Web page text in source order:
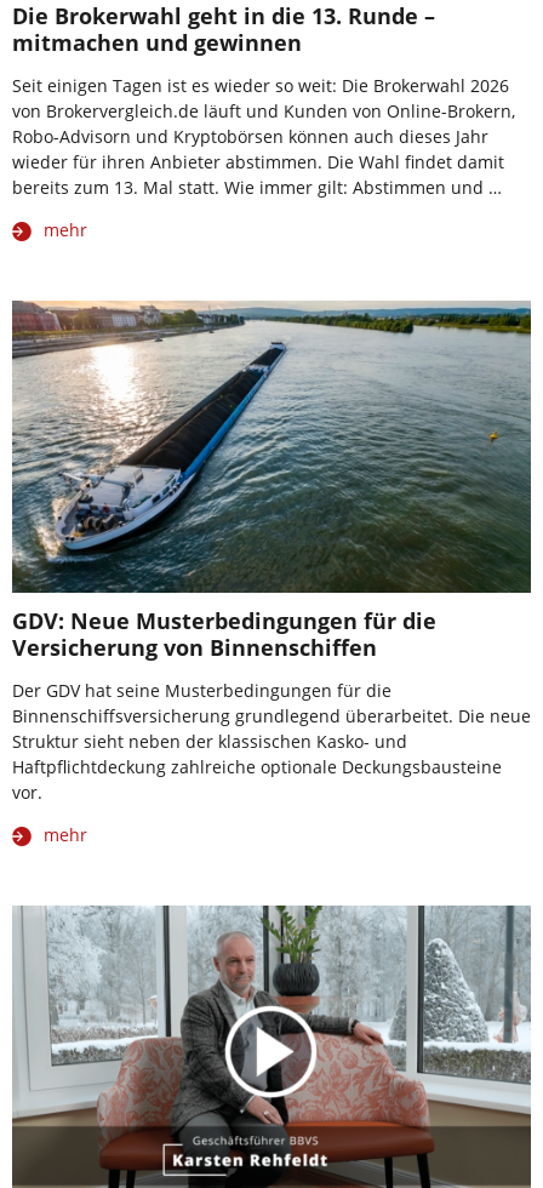
Die Brokerwahl geht in die 13. Runde –
mitmachen und gewinnen
Seit einigen Tagen ist es wieder so weit: Die Brokerwahl 2026
von Brokervergleich.de läuft und Kunden von Online-Brokern,
Robo-Advisorn und Kryptobörsen können auch dieses Jahr
wieder für ihren Anbieter abstimmen. Die Wahl findet damit
bereits zum 13. Mal statt. Wie immer gilt: Abstimmen und …
mehr
GDV: Neue Musterbedingungen für die
Versicherung von Binnenschiffen
Der GDV hat seine Musterbedingungen für die
Binnenschiffsversicherung grundlegend überarbeitet. Die neue
Struktur sieht neben der klassischen Kasko- und
Haftpflichtdeckung zahlreiche optionale Deckungsbausteine
vor.
mehr